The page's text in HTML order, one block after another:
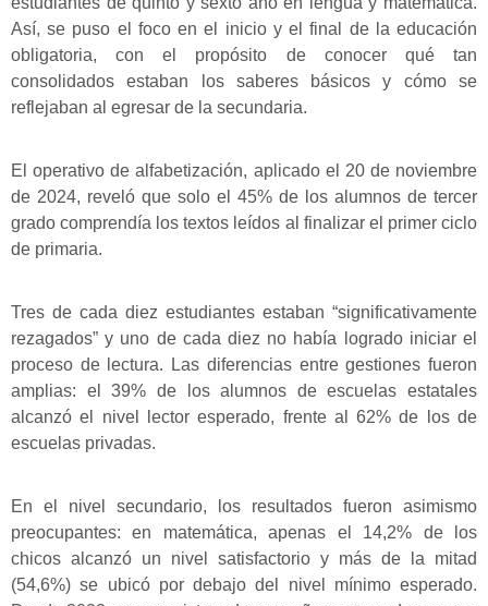
Así, se puso el foco en el inicio y el final de la educación
obligatoria, con el propósito de conocer qué tan
consolidados estaban los saberes básicos y cómo se
reflejaban al egresar de la secundaria.
El operativo de alfabetización, aplicado el 20 de noviembre
de 2024, reveló que solo el 45% de los alumnos de tercer
grado comprendía los textos leídos al finalizar el primer ciclo
de primaria.
Tres de cada diez estudiantes estaban “significativamente
rezagados” y uno de cada diez no había logrado iniciar el
proceso de lectura. Las diferencias entre gestiones fueron
amplias: el 39% de los alumnos de escuelas estatales
alcanzó el nivel lector esperado, frente al 62% de los de
escuelas privadas.
En el nivel secundario, los resultados fueron asimismo
preocupantes: en matemática, apenas el 14,2% de los
chicos alcanzó un nivel satisfactorio y más de la mitad
(54,6%) se ubicó por debajo del nivel mínimo esperado.